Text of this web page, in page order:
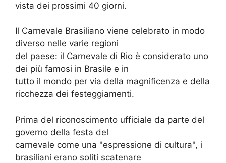
vista dei prossimi 40 giorni.
Il Carnevale Brasiliano viene celebrato in modo
diverso nelle varie regioni
del paese: il Carnevale di Rio è considerato uno
dei più famosi in Brasile e in
tutto il mondo per via della magnificenza e della
ricchezza dei festeggiamenti.
Prima del riconoscimento ufficiale da parte del
governo della festa del
carnevale come una "espressione di cultura", i
brasiliani erano soliti scatenare